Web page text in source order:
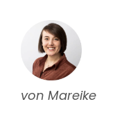
von Mareike